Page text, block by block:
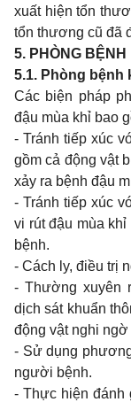
xuất hiện tổn
tổn thương cũ đã
5. PHÒNG BỆNH
5.1. Phòng bệnh
Các biện pháp
đậu mùa khỉ bao
- Tránh tiếp xúc
gồm cả động vật
xảy ra bệnh đậu
- Tránh tiếp xúc
vi rút đậu mùa
bệnh.
- Cách ly, điều trị
- Thường xuyên
dịch sát khuẩn
động vật nghi
- Sử dụng
người bệnh.
- Thực hiện đánh